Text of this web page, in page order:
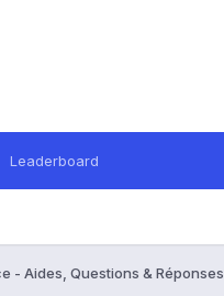
Leaderboard
- Aides, Questions & Réponses